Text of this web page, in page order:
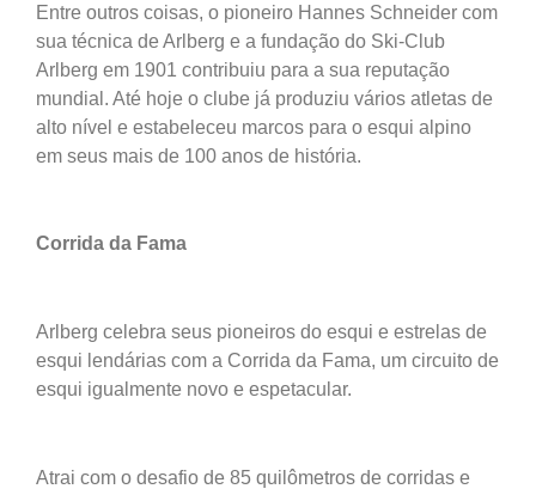
Entre outros coisas, o pioneiro Hannes Schneider com
sua técnica de Arlberg e a fundação do Ski-Club
Arlberg em 1901 contribuiu para a sua reputação
mundial. Até hoje o clube já produziu vários atletas de
alto nível e estabeleceu marcos para o esqui alpino
em seus mais de 100 anos de história.
Corrida da Fama
Arlberg celebra seus pioneiros do esqui e estrelas de
esqui lendárias com a Corrida da Fama, um circuito de
esqui igualmente novo e espetacular.
Atrai com o desafio de 85 quilômetros de corridas e